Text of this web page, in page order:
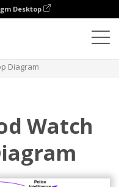
Desktop
Diagram
Watch